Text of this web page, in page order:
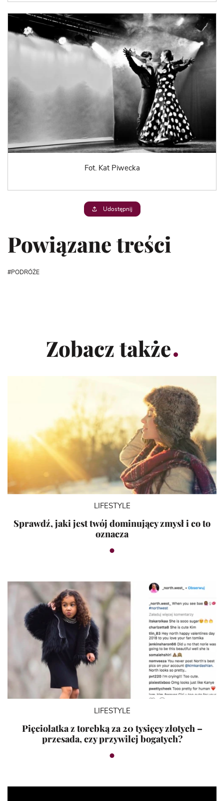
Fot. Kat Piwecka
Udostępnij
Powiązane treści
PODRÓŻE
Zobacz także
LIFESTYLE
Sprawdź, jaki jest twój dominujący zmysł i co to
oznacza
LIFESTYLE
Pięciolatka z torebką za 20 tysięcy złotych –
przesada, czy przywilej bogatych?